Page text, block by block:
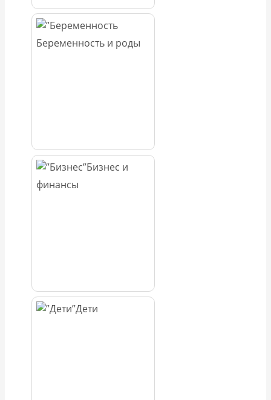
Беременность и роды
Бизнес и
финансы
Дети